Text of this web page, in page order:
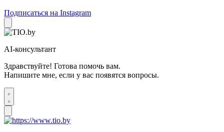
Подписаться на Instagram
AI-консультант
Здравствуйте! Готова помочь вам.
Напишите мне, если у вас появятся вопросы.